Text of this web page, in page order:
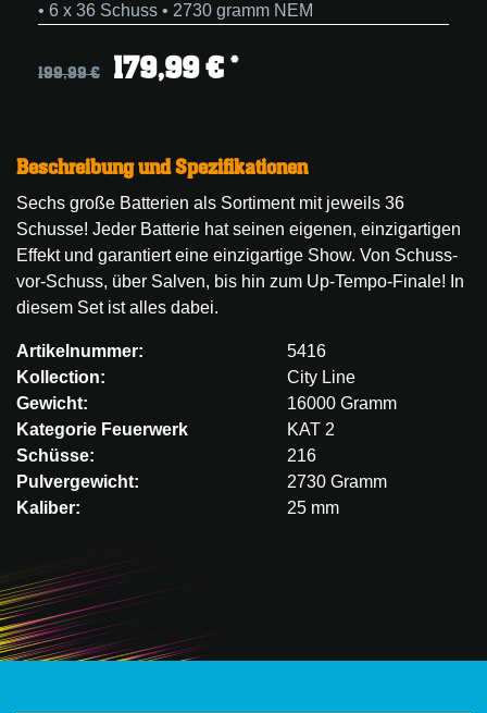
• 6 x 36 Schuss • 2730 gramm NEM
199,99 € 179,99 € *
Beschreibung und Spezifikationen
Sechs große Batterien als Sortiment mit jeweils 36
Schusse! Jeder Batterie hat seinen eigenen, einzigartigen
Effekt und garantiert eine einzigartige Show. Von Schuss-
vor-Schuss, über Salven, bis hin zum Up-Tempo-Finale! In
diesem Set ist alles dabei.
Artikelnummer:
5416
Kollection:
City Line
Gewicht:
16000 Gramm
Kategorie Feuerwerk
KAT 2
Schüsse:
216
Pulvergewicht:
2730 Gramm
Kaliber:
25 mm